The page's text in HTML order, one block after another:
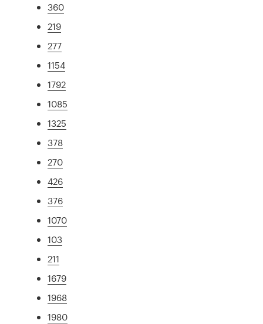
360
219
277
1154
1792
1085
1325
378
270
426
376
1070
103
211
1679
1968
1980